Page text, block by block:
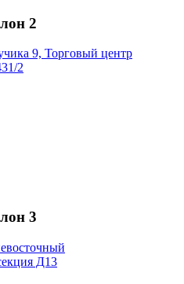
2
9, Торговый центр
2
3
Д13